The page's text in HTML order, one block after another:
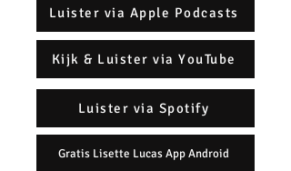
Luister via Apple Podcasts
Kijk & Luister via YouTube
Luister via Spotify
Gratis Lisette Lucas App Android